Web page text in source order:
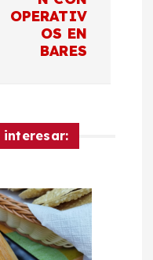
OPERATIV
OS EN
BARES
interesar: